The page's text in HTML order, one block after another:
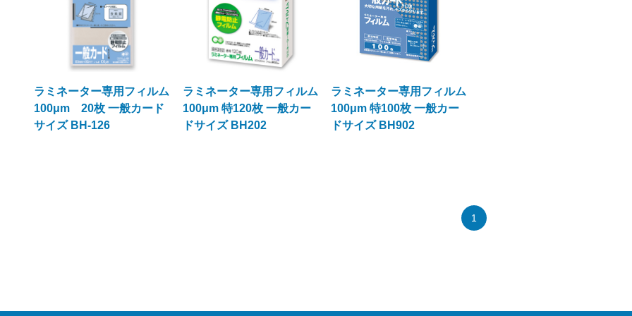
ラミネーター専用フィルム
100μm 20枚 一般カード
サイズ BH-126
ラミネーター専用フィルム
100μm 特120枚 一般カー
ドサイズ BH202
ラミネーター専用フィルム
100μm 特100枚 一般カー
ドサイズ BH902
1